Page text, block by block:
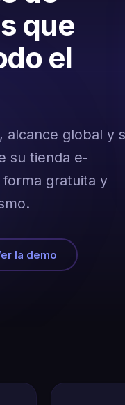
que
el
alcance global y
su tienda e-
gratuita y
la demo